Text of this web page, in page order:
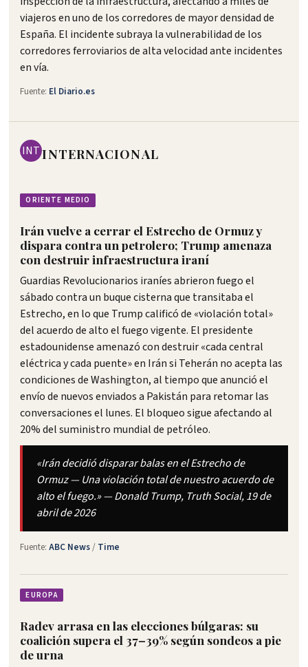
viajeros en uno de los corredores de mayor densidad de
España. El incidente subraya la vulnerabilidad de los
corredores ferroviarios de alta velocidad ante incidentes
en vía.
Fuente: El Diario.es
INT INTERNACIONAL
ORIENTE MEDIO
Irán vuelve a cerrar el Estrecho de Ormuz y
dispara contra un petrolero; Trump amenaza
con destruir infraestructura iraní
Guardias Revolucionarios iraníes abrieron fuego el
sábado contra un buque cisterna que transitaba el
Estrecho, en lo que Trump calificó de «violación total»
del acuerdo de alto el fuego vigente. El presidente
estadounidense amenazó con destruir «cada central
eléctrica y cada puente» en Irán si Teherán no acepta las
condiciones de Washington, al tiempo que anunció el
envío de nuevos enviados a Pakistán para retomar las
conversaciones el lunes. El bloqueo sigue afectando al
20% del suministro mundial de petróleo.
«Irán decidió disparar balas en el Estrecho de
Ormuz — Una violación total de nuestro acuerdo de
alto el fuego.» — Donald Trump, Truth Social, 19 de
abril de 2026
Fuente:ABC News/ Time
EUROPA
Radev arrasa en las elecciones búlgaras: su
coalición supera el 37–39% según sondeos a pie
de urna